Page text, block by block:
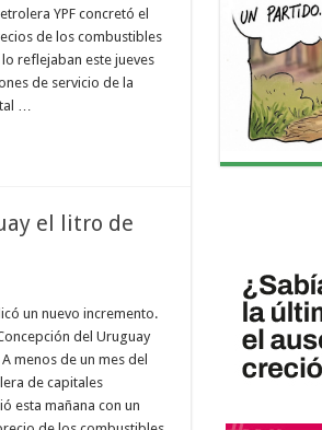
YPF concretó el
de los combustibles
reflejaban este jueves
de servicio de la
…
el litro de
un nuevo incremento.
del Uruguay
menos de un mes del
de capitales
esta mañana con un